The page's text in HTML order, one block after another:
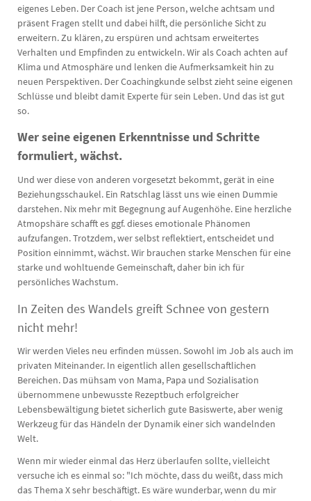
eigenes Leben. Der Coach ist jene Person, welche achtsam und
präsent Fragen stellt und dabei hilft, die persönliche Sicht zu
erweitern. Zu klären, zu erspüren und achtsam erweitertes
Verhalten und Empfinden zu entwickeln. Wir als Coach achten auf
Klima und Atmosphäre und lenken die Aufmerksamkeit hin zu
neuen Perspektiven. Der Coachingkunde selbst zieht seine eigenen
Schlüsse und bleibt damit Experte für sein Leben. Und das ist gut
so.
Wer seine eigenen Erkenntnisse und Schritte
formuliert, wächst.
Und wer diese von anderen vorgesetzt bekommt, gerät in eine
Beziehungsschaukel. Ein Ratschlag lässt uns wie einen Dummie
darstehen. Nix mehr mit Begegnung auf Augenhöhe. Eine herzliche
Atmopshäre schafft es ggf. dieses emotionale Phänomen
aufzufangen. Trotzdem, wer selbst reflektiert, entscheidet und
Position einnimmt, wächst. Wir brauchen starke Menschen für eine
starke und wohltuende Gemeinschaft, daher bin ich für
persönliches Wachstum.
In Zeiten des Wandels greift Schnee von gestern
nicht mehr!
Wir werden Vieles neu erfinden müssen. Sowohl im Job als auch im
privaten Miteinander. In eigentlich allen gesellschaftlichen
Bereichen. Das mühsam von Mama, Papa und Sozialisation
übernommene unbewusste Rezeptbuch erfolgreicher
Lebensbewältigung bietet sicherlich gute Basiswerte, aber wenig
Werkzeug für das Händeln der Dynamik einer sich wandelnden
Welt.
Wenn mir wieder einmal das Herz überlaufen sollte, vielleicht
versuche ich es einmal so: "Ich möchte, dass du weißt, dass mich
das Thema X sehr beschäftigt. Es wäre wunderbar, wenn du mir